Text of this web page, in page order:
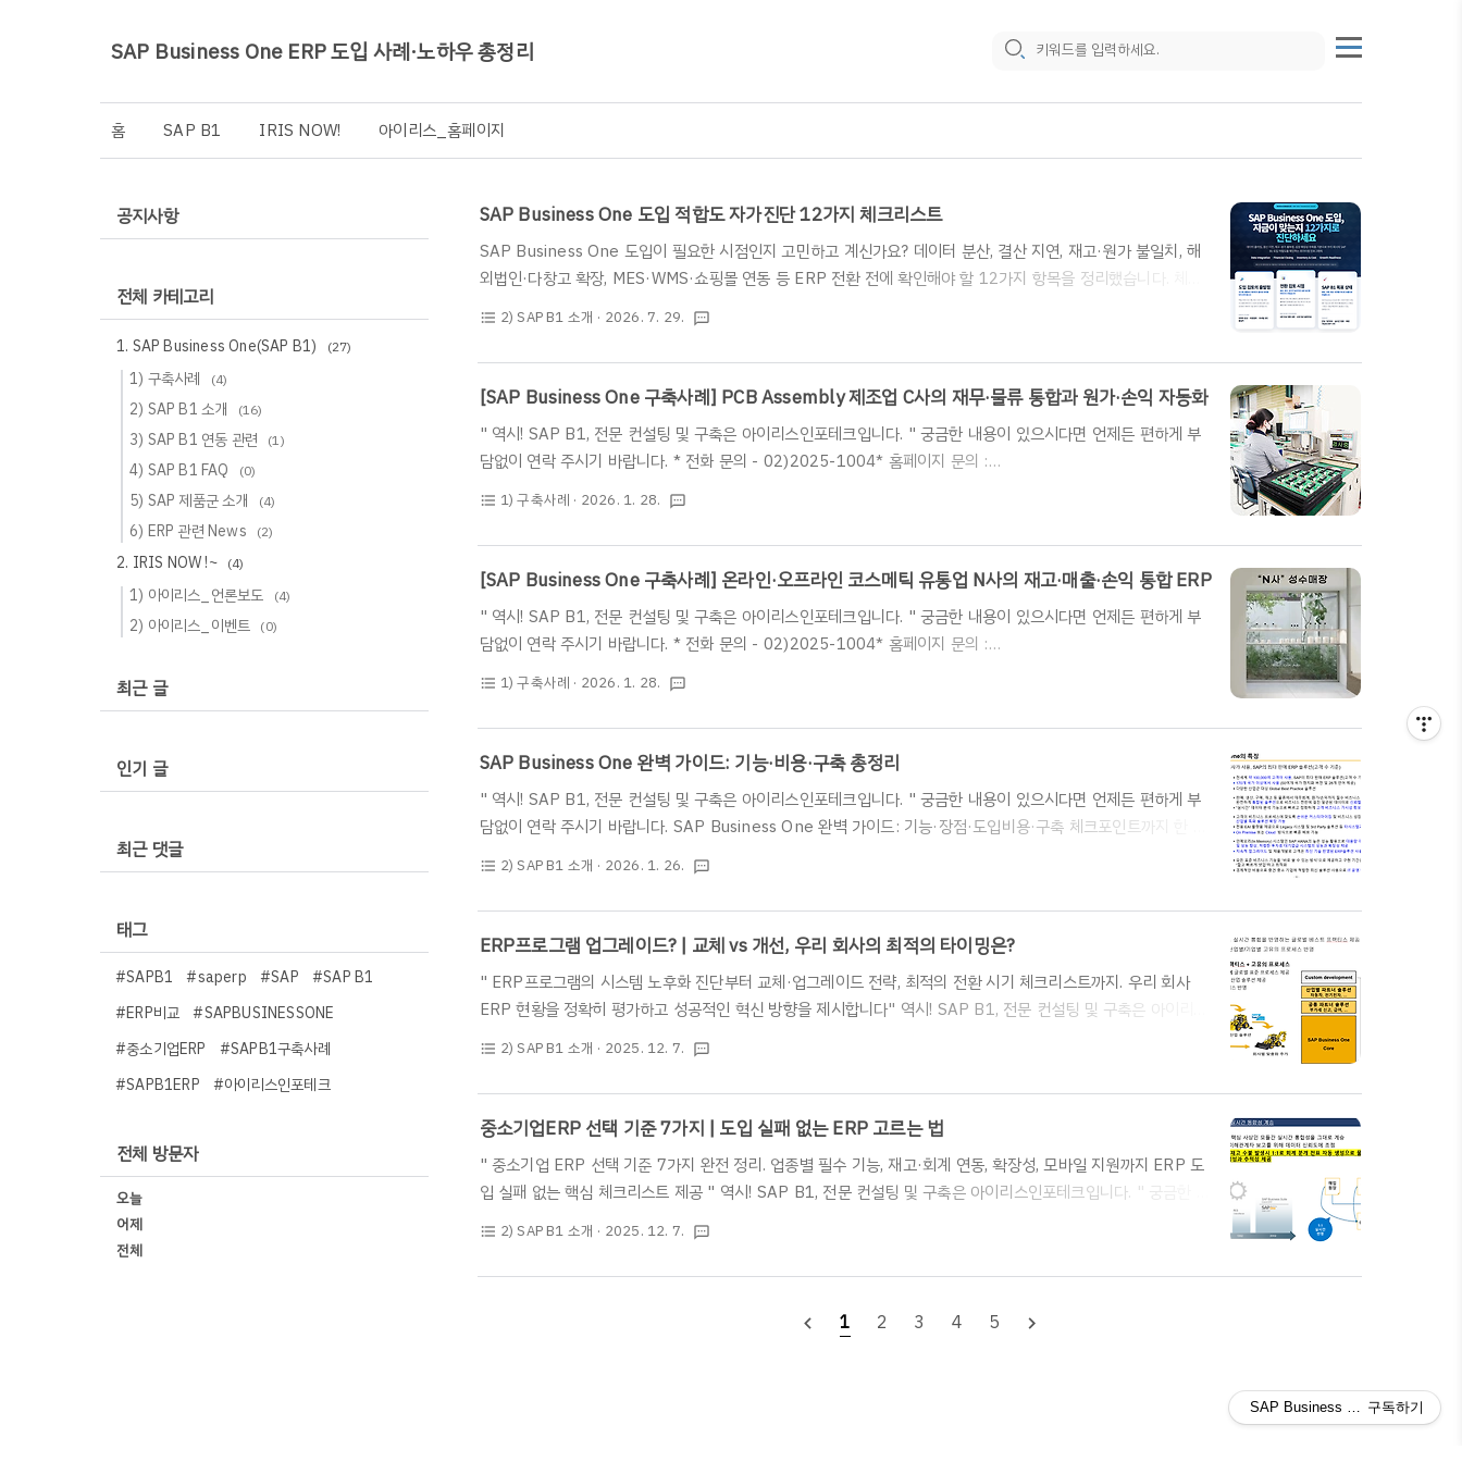
SAP Business One ERP 도입 사례·노하우 총정리
홈 SAP B1 IRIS NOW! 아이리스_홈페이지
SAP Business One 도입 적합도 자가진단 12가지 체크리스트
SAP Business One 도입이 필요한 시점인지 고민하고 계신가요? 데이터 분산, 결산 지연, 재고·원가 불일치, 해
외법인·다창고 확장, MES·WMS·쇼핑몰 연동 등 ERP 전환 전에 확인해야 할 12가지 항목을 정리했습니다. 체크
개수별 진단 결과와 도입 전 준비자료, 업종별 도입 신호, 기존 ERP 전환 포인트를 통해 우리 회사의 SAP B1 적
합도와 다음 검토 방향을 확인해보세요. 본 점수는 아이리스인포테크의 실무형 사전 진단 기준입니다.SAP
BUSINESS ONE · 도입 체크리스트SAP Business One 도입 적합도 자가진단12가지 체크리스트아이리스인
포테크 SAP ERP 사업부 · 2026.07.29 발행/수정 · 국내 SAP Business One 공식 파트너"지금 우리 회사에 ..
format_list_bulleted 2) SAP B1 소개 · 2026. 7. 29. textsms
[SAP Business One 구축사례] PCB Assembly 제조업 C사의 재무·물류 통합과 원가·손익 자동화
" 역시! SAP B1, 전문 컨설팅 및 구축은 아이리스인포테크입니다. " 궁금한 내용이 있으시다면 언제든 편하게 부
담없이 연락 주시기 바랍니다. * 전화 문의 - 02)2025-1004* 홈페이지 문의 :
https://www.irisinfotech.co.kr/erp-inquiry📋 Overview 요약 - C사 (PCB Assembly 제조업) PCB
Assembly 제조업 C사는 재무와 물류가 분리된 환경에서 원가·손익 분석과 결산 업무에 한계를 느껴 SAP
Business One(SAP B1)을 도입했다. 아이리스인포테크는 재무·물류 데이터를 단일 기준으로 통합하고 다차원
원가·손익 관리 구조를 구축하여, 결산 속도 개선과 실시간 경영 가시성을 확보했다. 이를 통해 C사는 해외법인 확
장까지 ..
format_list_bulleted 1) 구축사례 · 2026. 1. 28. textsms
[SAP Business One 구축사례] 온라인·오프라인 코스메틱 유통업 N사의 재고·매출·손익 통합 ERP
" 역시! SAP B1, 전문 컨설팅 및 구축은 아이리스인포테크입니다. " 궁금한 내용이 있으시다면 언제든 편하게 부
담없이 연락 주시기 바랍니다. * 전화 문의 - 02)2025-1004* 홈페이지 문의 :
https://www.irisinfotech.co.kr/erp-inquiry 📋 Overview 요약 - N사 (화장품 제조 및 온라인 판매/유통업
체업)​유통업 N사는 온라인,오프라인 판매를 하는 코스메틱 브랜드로써 다수의 거래처와 품목을 운영하면서 재고·
매출·손익 데이터를 통합적으로 관리하는 데 어려움을 겪어 SAP Business One(SAP B1)을 도입했다. 아이리스
인포테크는 매출·구매·재고·회계를 하나의 데이터 기준으로 통합하고, 채널별·상품별·거래처 손익 분석이 가능한
format_list_bulleted 1) 구축사례 · 2026. 1. 28. textsms
SAP Business One 완벽 가이드: 기능·비용·구축 총정리
" 역시! SAP B1, 전문 컨설팅 및 구축은 아이리스인포테크입니다. " 궁금한 내용이 있으시다면 언제든 편하게 부
담없이 연락 주시기 바랍니다. SAP Business One 완벽 가이드: 기능·장점·도입비용·구축 체크포인트까지 한 번
에 정리ERP 도입을 고민할 때 검색창에 가장 먼저 입력하는 키워드 중 하나가 SAP Business One입니다.특히
중소·중견기업에서는 “우리 회사 규모에도 SAP ERP가 맞을까?”, “회계/재고/영업을 한 번에 통합할 수 있을까?”,
“도입비용은 어느 정도일까?” 같은 질문이 반복됩니다.이번 글에서는 SAP Business One(SAP B1)이 무엇인지
부터 핵심 기능, 도입 효과, 비용 구조, 구축 전 체크리스트까지 처음 알아보는 분들도 이해하기 쉽게 정리해드리..
format_list_bulleted 2) SAP B1 소개 · 2026. 1. 26. textsms
ERP프로그램 업그레이드? | 교체 vs 개선, 우리 회사의 최적의 타이밍은?
" ERP프로그램의 시스템 노후화 진단부터 교체·업그레이드 전략, 최적의 전환 시기 체크리스트까지. 우리 회사
ERP 현황을 정확히 평가하고 성공적인 혁신 방향을 제시합니다" 역시! SAP B1, 전문 컨설팅 및 구축은 아이리스
인포테크입니다. " 궁금한 내용이 있으시다면 언제든 편하게 부담없이 연락 주시기 바랍니다.* 전화 문의 -
02)2025-1004* 홈페이지 문의 : https://www.irisinfotech.co.kr/erp-inquiry★ 안녕하세요. SAP B1 공
식파트너 | 아이리스인포테크(주)의 SAP ERP 사업부입니다. ★ 많은 기업들이 ERP(Enterprise Resource
Planning) 시스템을 도입할 때 엄청난 투자를 합니다. 하지만 시간이 지나면서 비즈니스 환경이 ..
format_list_bulleted 2) SAP B1 소개 · 2025. 12. 7. textsms
중소기업ERP 선택 기준 7가지 | 도입 실패 없는 ERP 고르는 법
" 중소기업 ERP 선택 기준 7가지 완전 정리. 업종별 필수 기능, 재고·회계 연동, 확장성, 모바일 지원까지 ERP 도
입 실패 없는 핵심 체크리스트 제공 " 역시! SAP B1, 전문 컨설팅 및 구축은 아이리스인포테크입니다. " 궁금한 내
용이 있으시다면 언제든 편하게 부담없이 연락 주시기 바랍니다.* 전화 문의 - 02)2025-1004* 홈페이지 문의 :
https://www.irisinfotech.co.kr/erp-inquiry ★ 안녕하세요. SAP B1 공식파트너 | 아이리스인포테크(주)의
SAP ERP 사업부입니다. ★ 중소기업이 일정 규모로 성장하기 시작하면 가장 먼저 부딪히는 문제가 있습니다. 바
format_list_bulleted 2) SAP B1 소개 · 2025. 12. 7. textsms
navigate_before 1 2 3 4 5 navigate_next
공지사항
전체 카테고리
1. SAP Business One(SAP B1) (27)
1) 구축사례 (4)
2) SAP B1 소개 (16)
3) SAP B1 연동 관련 (1)
4) SAP B1 FAQ (0)
5) SAP 제품군 소개 (4)
6) ERP 관련 News (2)
2. IRIS NOW !~ (4)
1) 아이리스_언론보도 (4)
2) 아이리스_이벤트 (0)
최근 글
인기 글
최근 댓글
태그
#SAPB1 #saperp #SAP
#SAP B1
#ERP비교 #SAPBUSINESSONE
#중소기업ERP
#SAPB1구축사례
#SAPB1ERP
#아이리스인포테크
전체 방문자
오늘
어제
전체
SAP Business One ERP 도입 사
구독하기